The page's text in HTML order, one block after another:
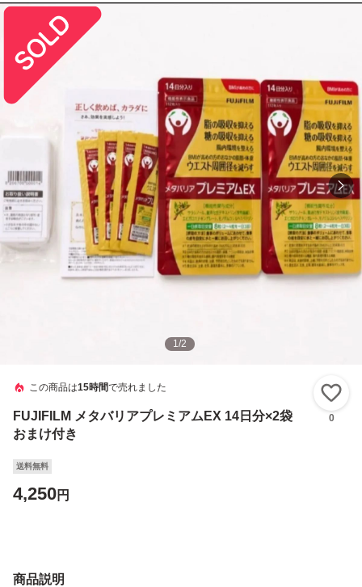
1/2
この商品は15時間で売れました
FUJIFILM メタバリアプレミアムEX 14日分×2袋
おまけ付き
0
送料無料
4,250円
商品説明